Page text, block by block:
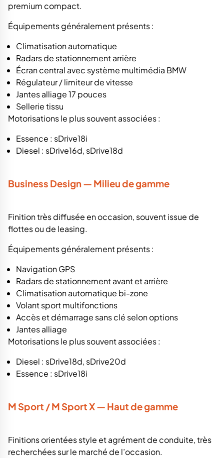
premium compact.
Équipements généralement présents :
Climatisation automatique
Radars de stationnement arrière
Écran central avec système multimédia BMW
Régulateur / limiteur de vitesse
Jantes alliage 17 pouces
Sellerie tissu
Motorisations le plus souvent associées :
Essence : sDrive18i
Diesel : sDrive16d, sDrive18d
Business Design — Milieu de gamme
Finition très diffusée en occasion, souvent issue de
flottes ou de leasing.
Équipements généralement présents :
Navigation GPS
Radars de stationnement avant et arrière
Climatisation automatique bi-zone
Volant sport multifonctions
Accès et démarrage sans clé selon options
Jantes alliage
Motorisations le plus souvent associées :
Diesel : sDrive18d, sDrive20d
Essence : sDrive18i
M Sport / M Sport X — Haut de gamme
Finitions orientées style et agrément de conduite, très
recherchées sur le marché de l’occasion.